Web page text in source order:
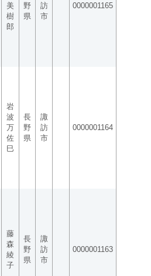
美
樹
郎
野
県
訪
市
0000001165
岩
波
万
佐
巳
長
野
県
諏
訪
市
0000001164
藤
森
綾
子
長
野
県
諏
訪
市
0000001163